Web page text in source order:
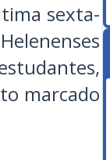
sexta-
marcado